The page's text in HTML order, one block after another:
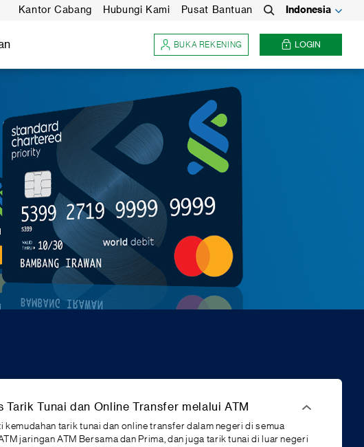
Kantor Cabang Hubungi Kami Pusat Bantuan
Search
Indonesia
BUKA REKENING LOGIN
Tarik Tunai dan Online Transfer melalui ATM
kemudahan tarik tunai dan online transfer dalam negeri di semua
jaringan ATM Bersama dan Prima, dan juga tarik tunai di luar negeri